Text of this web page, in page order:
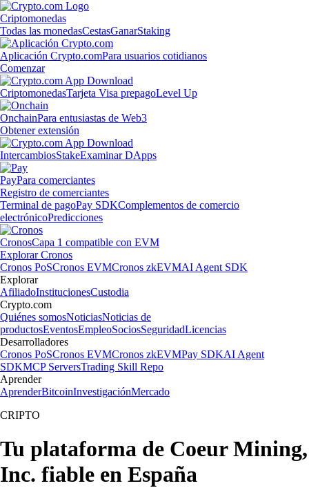
Criptomonedas
Todas las monedasCestasGanarStaking
Aplicación Crypto.comPara usuarios cotidianos
Comenzar
CriptomonedasTarjeta Visa prepagoLevel Up
OnchainPara entusiastas de Web3
Obtener extensión
IntercambiosStakeExaminar DApps
PayPara comerciantes
Registro de comerciantes
Terminal de pagoPay SDKComplementos de comercio
electrónicoPredicciones
CronosCapa 1 compatible con EVM
Explorar Cronos
Cronos PoSCronos EVMCronos zkEVMAI Agent SDK
Explorar
AfiliadoInstitucionesCustodia
Crypto.com
Quiénes somosNoticiasNoticias de
productosEventosEmpleoSociosSeguridadLicencias
Desarrolladores
Cronos PoSCronos EVMCronos zkEVMPay SDKAI Agent
SDKMCP ServersTrading Skill Repo
Aprender
AprenderBitcoinInvestigaciónMercado
CRIPTO
Tu plataforma de Coeur Mining,
Inc. fiable en España